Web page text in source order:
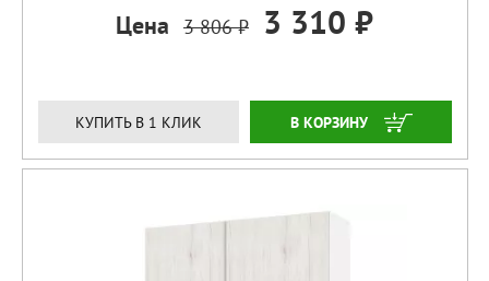
Цена 3 806 ₽ 3 310 ₽
КУПИТЬ В 1 КЛИК ЗАКАЗАТЬ